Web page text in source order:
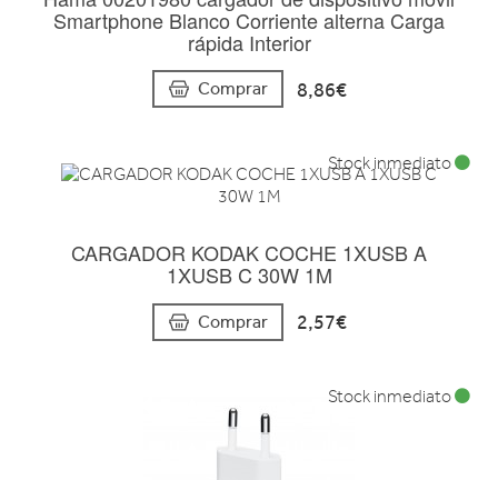
Smartphone Blanco Corriente alterna Carga
rápida Interior
Comprar 8,86€
CARGADOR KODAK COCHE 1XUSB A
1XUSB C 30W 1M
Comprar 2,57€
Stock inmediato
Stock inmediato